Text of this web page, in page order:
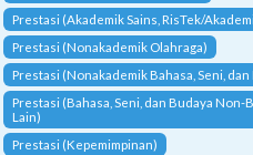
Prestasi (Akademik Sains, RisTek/
Prestasi (Nonakademik Olahraga)
Prestasi (Nonakademik Bahasa, Seni, dan
Prestasi (Bahasa, Seni, dan Budaya
Lain)
Prestasi (Kepemimpinan)